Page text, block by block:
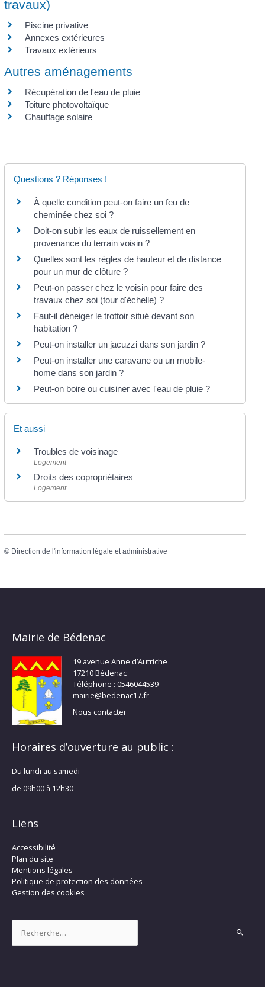
travaux)
Piscine privative
Annexes extérieures
Travaux extérieurs
Autres aménagements
Récupération de l'eau de pluie
Toiture photovoltaïque
Chauffage solaire
Questions ? Réponses !
À quelle condition peut-on faire un feu de
cheminée chez soi ?
Doit-on subir les eaux de ruissellement en
provenance du terrain voisin ?
Quelles sont les règles de hauteur et de distance
pour un mur de clôture ?
Peut-on passer chez le voisin pour faire des
travaux chez soi (tour d'échelle) ?
Faut-il déneiger le trottoir situé devant son
habitation ?
Peut-on installer un jacuzzi dans son jardin ?
Peut-on installer une caravane ou un mobile-
home dans son jardin ?
Peut-on boire ou cuisiner avec l'eau de pluie ?
Et aussi
Troubles de voisinage
Logement
Droits des copropriétaires
Logement
© Direction de l'information légale et administrative
Mairie de Bédenac
19 avenue Anne d’Autriche
17210 Bédenac
Téléphone : 0546044539
mairie@bedenac17.fr
Nous contacter
Horaires d’ouverture au public :
Du lundi au samedi
de 09h00 à 12h30
Liens
Accessibilité
Plan du site
Mentions légales
Politique de protection des données
Gestion des cookies